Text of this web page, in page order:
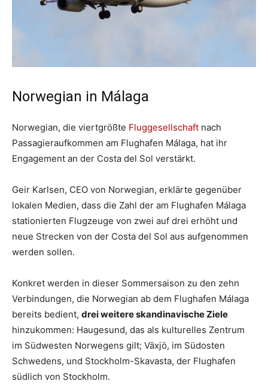
Norwegian in Málaga
Norwegian, die viertgrößte Fluggesellschaft nach
Passagieraufkommen am Flughafen Málaga, hat ihr
Engagement an der Costa del Sol verstärkt.
Geir Karlsen, CEO von Norwegian, erklärte gegenüber
lokalen Medien, dass die Zahl der am Flughafen Málaga
stationierten Flugzeuge von zwei auf drei erhöht und
neue Strecken von der Costa del Sol aus aufgenommen
werden sollen.
Konkret werden in dieser Sommersaison zu den zehn
Verbindungen, die Norwegian ab dem Flughafen Málaga
bereits bedient, drei weitere skandinavische Ziele
hinzukommen: Haugesund, das als kulturelles Zentrum
im Südwesten Norwegens gilt; Växjö, im Südosten
Schwedens, und Stockholm-Skavasta, der Flughafen
südlich von Stockholm.